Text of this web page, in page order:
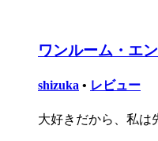
ワンルーム・エ
shizuka • レビュー
大好きだから、私は